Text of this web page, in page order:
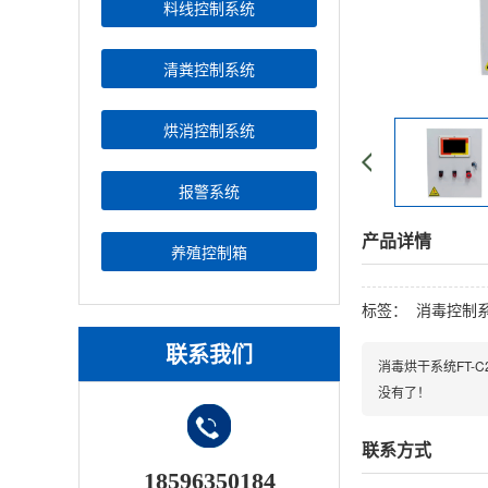
料线控制系统
清粪控制系统
烘消控制系统
报警系统
养殖控制箱
联系我们
18596350184
产品详情
标签： 消毒控制
消毒烘干系统FT-
没有了！
联系方式